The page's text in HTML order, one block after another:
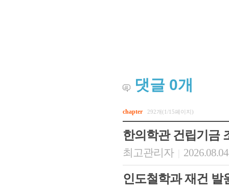
댓글 0개
chapter 292개(1/15페이지)
한의학관 건립기금
최고관리자
인도철학과 재건 발